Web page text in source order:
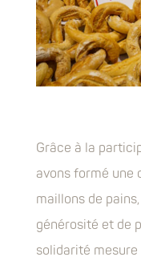
Grâce à la
avons formé une
maillons de
générosité et de
solidarité